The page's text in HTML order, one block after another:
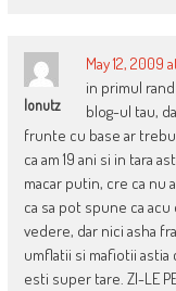
Ionutz
May 12, 2009
in primul
blog-ul tau,
frunte cu base ar
ca am 19 ani si in tara
macar putin, cre ca nu
ca sa pot spune ca
vedere, dar nici asha
umflatii si mafiotii astia
esti super tare. ZI-LE